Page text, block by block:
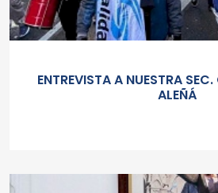
ENTREVISTA A NUESTRA
ALEÑÁ